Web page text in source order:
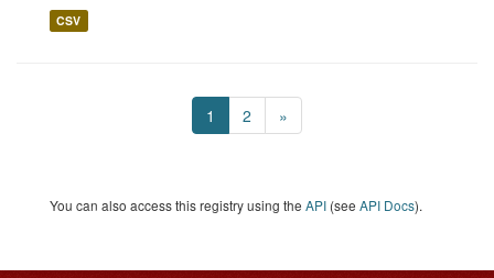
CSV
1 2 »
You can also access this registry using the API (see API Docs).